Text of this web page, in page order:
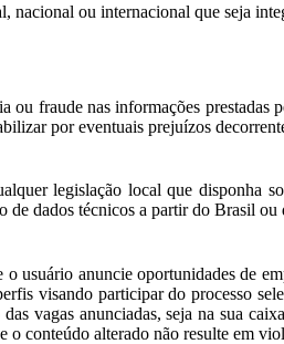
ou internacional que seja
fraude nas informações
por eventuais prejuízos
legislação local que disponha
dados técnicos a partir do Brasil
usuário anuncie oportunidades de
visando participar do processo
vagas anunciadas, seja na sua
conteúdo alterado não resulte em